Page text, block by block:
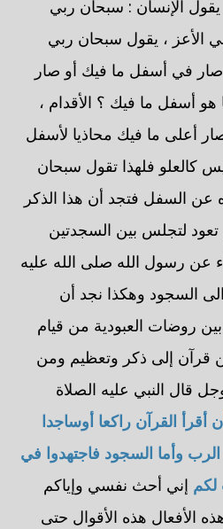
الإنسان : سبحان ربي
الأعز ، يقول سبحان ربي
صار في أسفل ما فيك أو صار
هو أسفل ما فيك ؟ الأقدام ،
أعلى ما فيك محاذيا لأسفل
كالعلو فلهذا تقول سبحان
عن السفل فتجد أن هذا الذكر
لتجلس بين السجدتين
عن رسول الله صلى الله عليه
السجود وهكذا نجد أن
روضات العبودية من قيام
قرآن إلى ذكر وتعظيم ومن
قال النبي عليه الصلاة
أقرأ القرآن راكعا أوساجدا
وأما السجود فاجتهدوا في
لكم إني أحث نفسي وإياكم
الأفعال هذه الأقوال حتى